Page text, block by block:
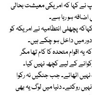
نے کہا کہ امریکی معیشت بحالی
ہو رہا ہے۔
پچھلی انتظامیہ نے امریکہ کو
میں داخل ہو چکے ہیں۔
اقوام متحدہ کا کام تھا مگر
کے لیے کچھ نہیں کیا۔
اٹھائے۔ جب جنگیں نہ رکوا
روکتے۔ دنیا میں لوگ یہ بھی